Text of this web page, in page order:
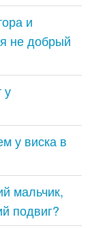
и
не добрый
у
у виска в
мальчик,
подвиг?